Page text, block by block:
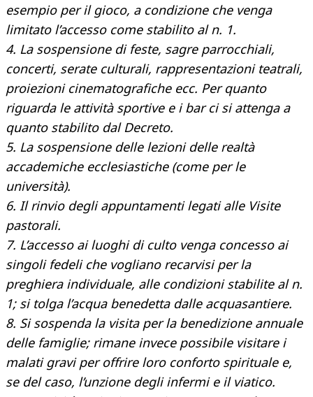
esempio per il gioco, a condizione che venga
limitato l’accesso come stabilito al n. 1.
4. La sospensione di feste, sagre parrocchiali,
concerti, serate culturali, rappresentazioni teatrali,
proiezioni cinematografiche ecc. Per quanto
riguarda le attività sportive e i bar ci si attenga a
quanto stabilito dal Decreto.
5. La sospensione delle lezioni delle realtà
accademiche ecclesiastiche (come per le
università).
6. Il rinvio degli appuntamenti legati alle Visite
pastorali.
7. L’accesso ai luoghi di culto venga concesso ai
singoli fedeli che vogliano recarvisi per la
preghiera individuale, alle condizioni stabilite al n.
1; si tolga l’acqua benedetta dalle acquasantiere.
8. Si sospenda la visita per la benedizione annuale
delle famiglie; rimane invece possibile visitare i
malati gravi per offrire loro conforto spirituale e,
se del caso, l’unzione degli infermi e il viatico.